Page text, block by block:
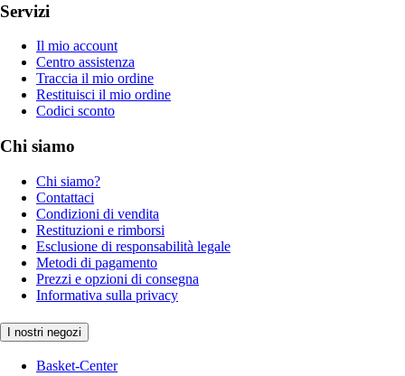
Servizi
Il mio account
Centro assistenza
Traccia il mio ordine
Restituisci il mio ordine
Codici sconto
Chi siamo
Chi siamo?
Contattaci
Condizioni di vendita
Restituzioni e rimborsi
Esclusione di responsabilità legale
Metodi di pagamento
Prezzi e opzioni di consegna
Informativa sulla privacy
I nostri negozi
Basket-Center